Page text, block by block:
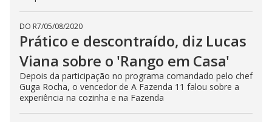
DO R7/05/08/2020
Prático e descontraído, diz Lucas
Viana sobre o 'Rango em Casa'
Depois da participação no programa comandado pelo chef
Guga Rocha, o vencedor de A Fazenda 11 falou sobre a
experiência na cozinha e na Fazenda